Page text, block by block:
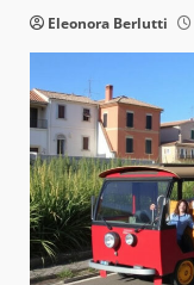
Eleonora Berlutti